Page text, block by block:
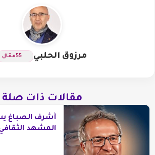
مرزوق الحلبي 55مقال
مقالات ذات صلة
أشرف الصباغ
المشهد